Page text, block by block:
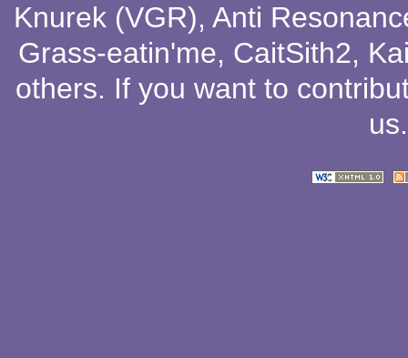
Knurek (VGR), Anti
Grass-eatin'me, CaitSith2,
others. If you want to
us.